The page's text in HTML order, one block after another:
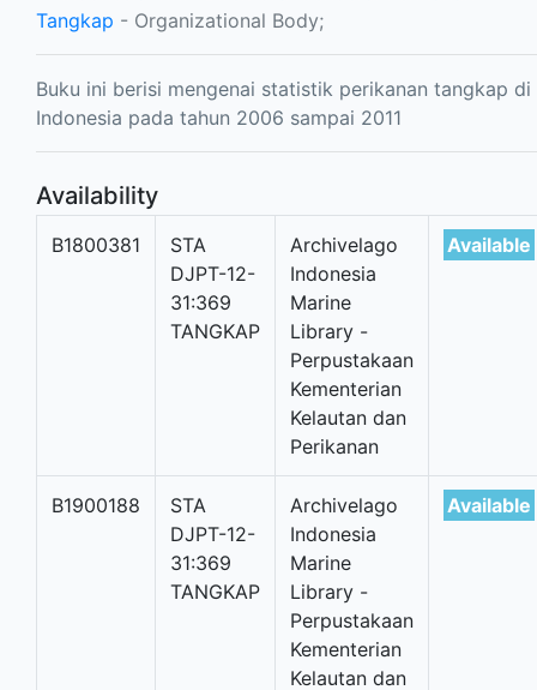
Tangkap - Organizational Body;
Buku ini berisi mengenai statistik perikanan tangkap di
Indonesia pada tahun 2006 sampai 2011
Availability
B1800381
STA
DJPT-12-
31:369
TANGKAP
Archivelago
Indonesia
Marine
Library -
Perpustakaan
Kementerian
Kelautan dan
Perikanan
Available
B1900188
STA
DJPT-12-
31:369
TANGKAP
Archivelago
Indonesia
Marine
Library -
Perpustakaan
Kementerian
Kelautan dan
Available